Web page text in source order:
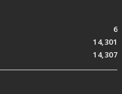
6
14,301
14,307